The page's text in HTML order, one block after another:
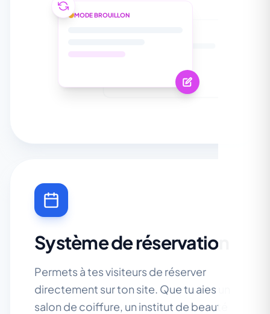
MODE BROUILLON
Système de réservation
Permets à tes visiteurs de réserver
directement sur ton site. Que tu aies un
salon de coiffure, un institut de beauté